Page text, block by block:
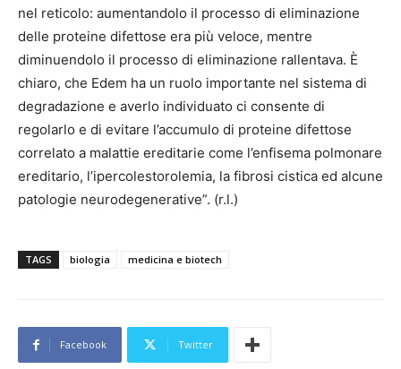
nel reticolo: aumentandolo il processo di eliminazione
delle proteine difettose era più veloce, mentre
diminuendolo il processo di eliminazione rallentava. È
chiaro, che Edem ha un ruolo importante nel sistema di
degradazione e averlo individuato ci consente di
regolarlo e di evitare l’accumulo di proteine difettose
correlato a malattie ereditarie come l’enfisema polmonare
ereditario, l’ipercolestorolemia, la fibrosi cistica ed alcune
patologie neurodegenerative”. (r.l.)
TAGS biologia medicina e biotech
Facebook Twitter